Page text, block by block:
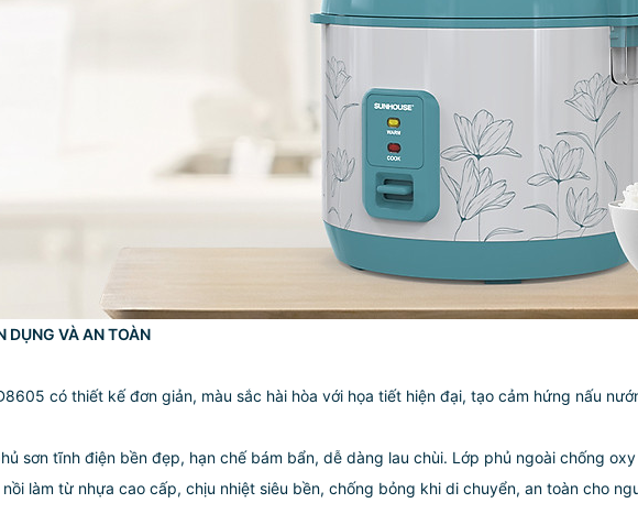
DỤNG VÀ AN TOÀN
có thiết kế đơn giản, màu sắc hài hòa với họa tiết hiện đại, tạo cảm hứng nấu
sơn tĩnh điện bền đẹp, hạn chế bám bẩn, dễ dàng lau chùi. Lớp phủ ngoài chống
làm từ nhựa cao cấp, chịu nhiệt siêu bền, chống bỏng khi di chuyển, an toàn cho